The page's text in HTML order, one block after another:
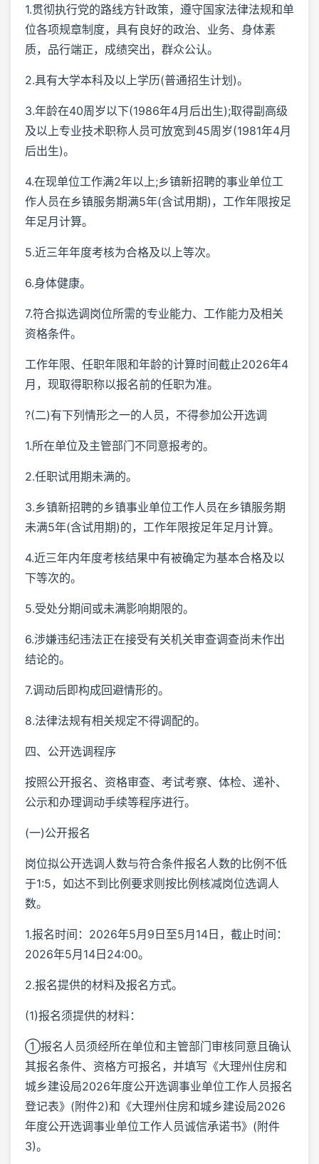
1.贯彻执行党的路线方针政策，遵守国家法律法规和单
位各项规章制度，具有良好的政治、业务、身体素
质，品行端正，成绩突出，群众公认。
2.具有大学本科及以上学历(普通招生计划)。
3.年龄在40周岁以下(1986年4月后出生);取得副高级
及以上专业技术职称人员可放宽到45周岁(1981年4月
后出生)。
4.在现单位工作满2年以上;乡镇新招聘的事业单位工
作人员在乡镇服务期满5年(含试用期)，工作年限按足
年足月计算。
5.近三年年度考核为合格及以上等次。
6.身体健康。
7.符合拟选调岗位所需的专业能力、工作能力及相关
资格条件。
工作年限、任职年限和年龄的计算时间截止2026年4
月，现取得职称以报名前的任职为准。
?(二)有下列情形之一的人员，不得参加公开选调
1.所在单位及主管部门不同意报考的。
2.任职试用期未满的。
3.乡镇新招聘的乡镇事业单位工作人员在乡镇服务期
未满5年(含试用期)的，工作年限按足年足月计算。
4.近三年内年度考核结果中有被确定为基本合格及以
下等次的。
5.受处分期间或未满影响期限的。
6.涉嫌违纪违法正在接受有关机关审查调查尚未作出
结论的。
7.调动后即构成回避情形的。
8.法律法规有相关规定不得调配的。
四、公开选调程序
按照公开报名、资格审查、考试考察、体检、递补、
公示和办理调动手续等程序进行。
(一)公开报名
岗位拟公开选调人数与符合条件报名人数的比例不低
于1:5，如达不到比例要求则按比例核减岗位选调人
数。
1.报名时间：2026年5月9日至5月14日，截止时间：
2026年5月14日24:00。
2.报名提供的材料及报名方式。
(1)报名须提供的材料：
①报名人员须经所在单位和主管部门审核同意且确认
其报名条件、资格方可报名，并填写《大理州住房和
城乡建设局2026年度公开选调事业单位工作人员报名
登记表》(附件2)和《大理州住房和城乡建设局2026
年度公开选调事业单位工作人员诚信承诺书》(附件
3)。